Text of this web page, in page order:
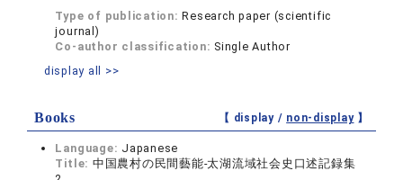
Type of publication:Research paper (scientific
journal)
Co-author classification: Single Author
display all >>
Books 【 display / non-display】
Language: Japanese
Title: 中国農村の民間藝能-太湖流域社会史口述記録集